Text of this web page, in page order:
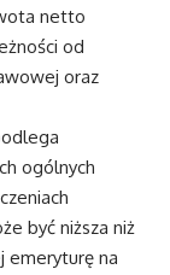
netto
od
oraz
ogólnych
być niższa niż
emeryturę na